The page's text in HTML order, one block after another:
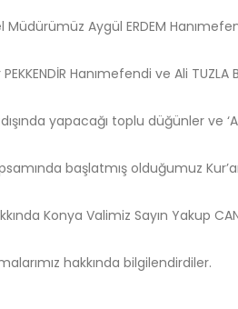
Müdürümüz Aygül ERDEM
Hanımefendi ve Ali TUZLA
yapacağı toplu düğünler ve
başlatmış olduğumuz
Konya Valimiz Sayın Yakup
hakkında bilgilendirdiler.